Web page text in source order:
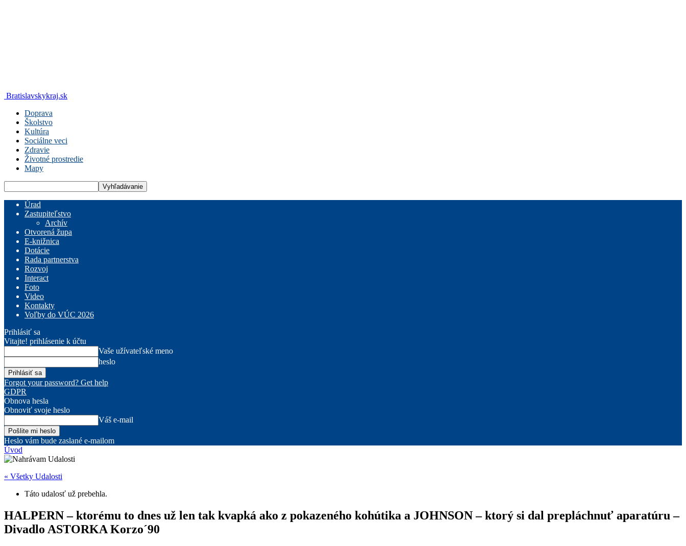
Bratislavskykraj.sk
Doprava
Školstvo
Kultúra
Sociálne veci
Zdravie
Životné prostredie
Mapy
Úrad
Zastupiteľstvo
Archív
Otvorená župa
E-knižnica
Dotácie
Rada partnerstva
Rozvoj
Interact
Foto
Video
Kontakty
Voľby do VÚC 2026
Prihlásiť sa
Vitajte! prihlásenie k účtu
Vaše užívateľské meno
heslo
Forgot your password? Get help
GDPR
Obnova hesla
Obnoviť svoje heslo
Váš e-mail
Heslo vám bude zaslané e-mailom
Úvod
« Všetky Udalosti
Táto udalosť už prebehla.
HALPERN – ktorému to dnes už len tak kvapká ako z pokazeného kohútika a JOHNSON – ktorý si dal prepláchnuť aparatúru –
Divadlo ASTORKA Korzo´90